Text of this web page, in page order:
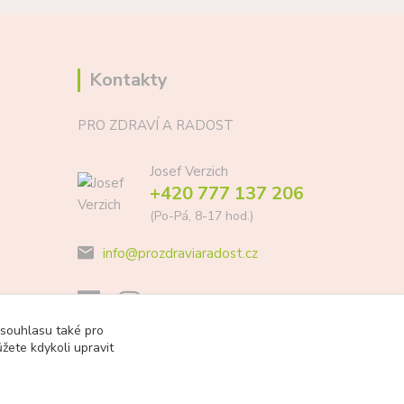
Kontakty
PRO ZDRAVÍ A RADOST
Josef Verzich
+420 777 137 206
(Po-Pá, 8-17 hod.)
info@prozdraviaradost.cz
také pro
kdykoli upravit